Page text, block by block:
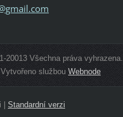
com
20013 Všechna práva vyhrazena.
Vytvořeno službou Webnode
Standardní verzi